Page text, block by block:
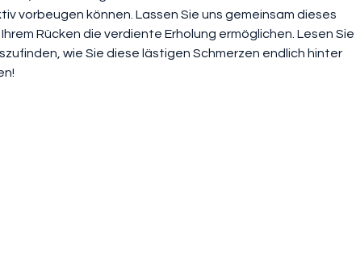
vorbeugen können. Lassen Sie uns gemeinsam dieses
Rücken die verdiente Erholung ermöglichen. Lesen Sie
wie Sie diese lästigen Schmerzen endlich hinter